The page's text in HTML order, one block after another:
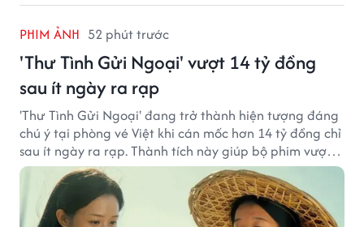
PHIM ẢNH 52 phút trước
'Thư Tình Gửi Ngoại' vượt 14 tỷ đồng
sau ít ngày ra rạp
'Thư Tình Gửi Ngoại' đang trở thành hiện tượng đáng
chú ý tại phòng vé Việt khi cán mốc hơn 14 tỷ đồng chỉ
sau ít ngày ra rạp. Thành tích này giúp bộ phim vượt
kỳ vọng ban đầu và duy trì sức hút giữa cuộc cạnh
tranh của nhiều tác phẩm lớn.